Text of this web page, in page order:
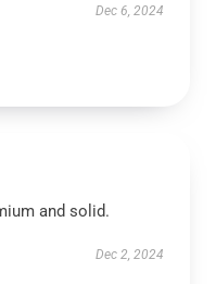
Dec 6, 2024
and solid.
Dec 2, 2024